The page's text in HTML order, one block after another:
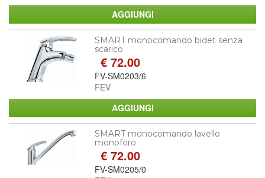
SMART monocomando bidet senza
scarico
€ 72.00
FV-SM0203/6
FEV
SMART monocomando lavello
monoforo
€ 72.00
FV-SM0205/0